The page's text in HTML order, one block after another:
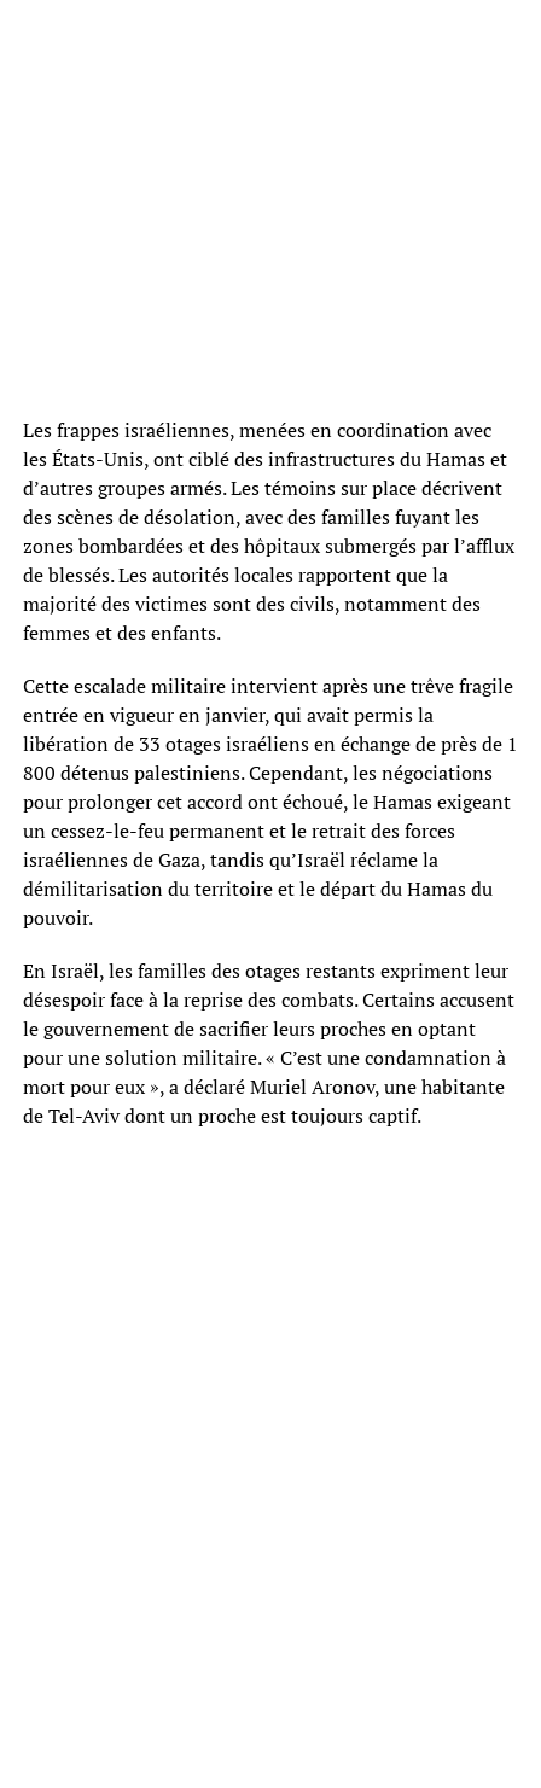
Les frappes israéliennes, menées en coordination avec
les États-Unis, ont ciblé des infrastructures du Hamas et
d’autres groupes armés. Les témoins sur place décrivent
des scènes de désolation, avec des familles fuyant les
zones bombardées et des hôpitaux submergés par l’afflux
de blessés. Les autorités locales rapportent que la
majorité des victimes sont des civils, notamment des
femmes et des enfants.
Cette escalade militaire intervient après une trêve fragile
entrée en vigueur en janvier, qui avait permis la
libération de 33 otages israéliens en échange de près de 1
800 détenus palestiniens. Cependant, les négociations
pour prolonger cet accord ont échoué, le Hamas exigeant
un cessez-le-feu permanent et le retrait des forces
israéliennes de Gaza, tandis qu’Israël réclame la
démilitarisation du territoire et le départ du Hamas du
pouvoir.
En Israël, les familles des otages restants expriment leur
désespoir face à la reprise des combats. Certains accusent
le gouvernement de sacrifier leurs proches en optant
pour une solution militaire. « C’est une condamnation à
mort pour eux », a déclaré Muriel Aronov, une habitante
de Tel-Aviv dont un proche est toujours captif.